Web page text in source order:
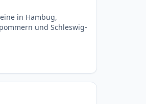
in Hambug,
und Schleswig-